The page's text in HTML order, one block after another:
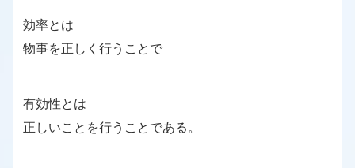
効率とは
物事を正しく行うことで
有効性とは
正しいことを行うことである。